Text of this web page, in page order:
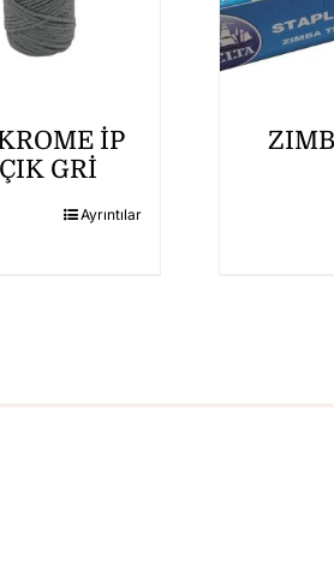
İP
GRİ
Ayrıntılar